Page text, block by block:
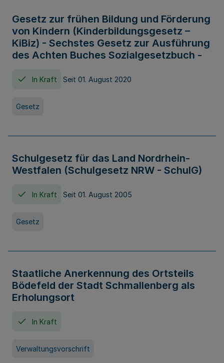
Gesetz zur frühen Bildung und Förderung
von Kindern (Kinderbildungsgesetz –
KiBiz) - Sechstes Gesetz zur Ausführung
des Achten Buches Sozialgesetzbuch -
In Kraft Seit 01. August 2020
Gesetz
Schulgesetz für das Land Nordrhein-
Westfalen (Schulgesetz NRW - SchulG)
In Kraft Seit 01. August 2005
Gesetz
Staatliche Anerkennung des Ortsteils
Bödefeld der Stadt Schmallenberg als
Erholungsort
In Kraft
Verwaltungsvorschrift